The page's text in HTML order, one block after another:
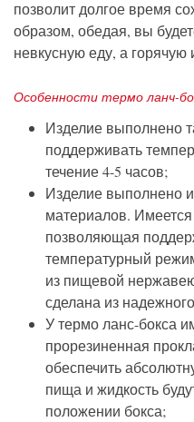
позволит долгое время
образом, обедая, вы
невкусную еду, а горячую
Особенности термо ланч-
Изделие выполнено
поддерживать
течение 4-5 часов;
Изделие выполнено
материалов.
позволяющая
температурный
из пищевой
сделана из
У термо ланс-бокса
прорезиненная
обеспечить
пища и жидкость
положении бокса;